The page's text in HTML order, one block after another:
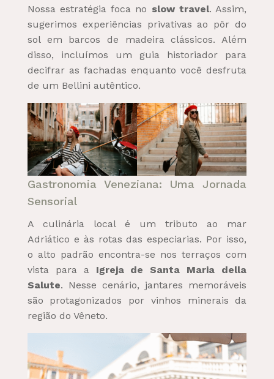
Nossa estratégia foca no slow travel. Assim,
sugerimos experiências privativas ao pôr do
sol em barcos de madeira clássicos. Além
disso, incluímos um guia historiador para
decifrar as fachadas enquanto você desfruta
de um Bellini autêntico.
Gastronomia Veneziana: Uma Jornada
Sensorial
A culinária local é um tributo ao mar
Adriático e às rotas das especiarias. Por isso,
o alto padrão encontra-se nos terraços com
vista para a Igreja de Santa Maria della
Salute. Nesse cenário, jantares memoráveis
são protagonizados por vinhos minerais da
região do Vêneto.